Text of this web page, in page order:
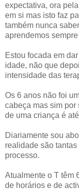
expectativa, ora
em si mas isto faz
também nunca
aprendemos
Estou focada em
idade, não que
intensidade das
Os 6 anos não foi
cabeça mas sim
de uma criança é
Diariamente sou
realidade são
processo.
Atualmente o T têm
de horários e de